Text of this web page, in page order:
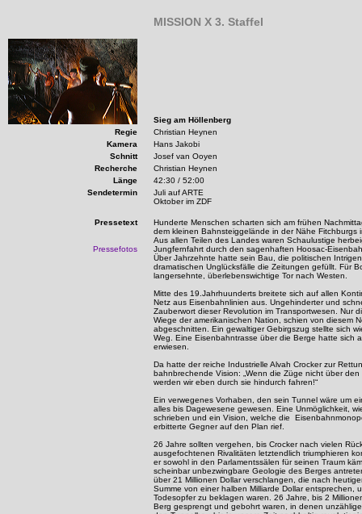
MISSION X 3. Staffel
Sieg am Höllenberg
Regie
Christian Heynen
Kamera
Hans Jakobi
Schnitt
Josef van Ooyen
Recherche
Christian Heynen
Länge
42:30 / 52:00
Sendetermin
Juli auf ARTE
Oktober im ZDF
Pressetext
Pressefotos
Hunderte Menschen scharten sich am frühen
dem kleinen Bahnsteiggelände in der Nähe Fitchburgs
Aus allen Teilen des Landes waren Schaulustige
Jungfernfahrt durch den sagenhaften Hoosac-
Über Jahrzehnte hatte sein Bau, die politischen
dramatischen Unglücksfälle die Zeitungen gefüllt. Für
langersehnte, überlebenswichtige Tor nach Westen.
Mitte des 19.Jahrhuunderts breitete sich auf allen
Netz aus Eisenbahnlinien aus. Ungehinderter und
Zauberwort dieser Revolution im Transportwesen. Nur
Wiege der amerikanischen Nation, schien von diesem
abgeschnitten. Ein gewaltiger Gebirgszug stellte sich
Weg. Eine Eisenbahntrasse über die Berge hatte sich
erwiesen.
Da hatte der reiche Industrielle Alvah Crocker zur
bahnbrechende Vision: „Wenn die Züge nicht über
werden wir eben durch sie hindurch fahren!“
Ein verwegenes Vorhaben, den sein Tunnel wäre um
alles bis Dagewesene gewesen. Eine Unmöglichkeit,
schrieben und ein Vision, welche die
erbitterte Gegner auf den Plan rief.
26 Jahre sollten vergehen, bis Crocker nach vielen
ausgefochtenen Rivalitäten letztendlich triumphieren
er sowohl in den Parlamentssälen für seinen Traum
scheinbar unbezwingbare Geologie des Berges
über 21 Millionen Dollar verschlangen, die nach
Summe von einer halben Milliarde Dollar entsprechen,
Todesopfer zu beklagen waren. 26 Jahre, bis 2
Berg gesprengt und gebohrt waren, in denen